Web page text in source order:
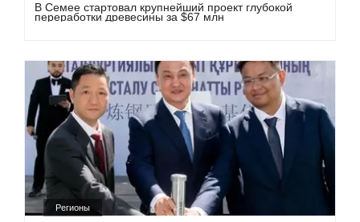
В Семее стартовал крупнейший проект глубокой
переработки древесины за $67 млн
Регионы